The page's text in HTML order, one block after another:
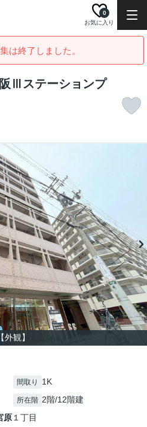
お気に入り
0
は終了しました。
Ⅲステーションプ
【外観】
間取り 1K
所在階 2階/12階建
原１丁目